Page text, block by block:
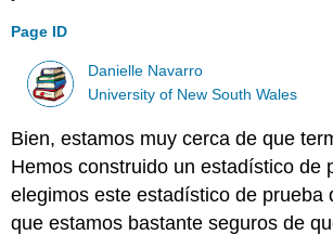
Page ID
Danielle Navarro
University of New South Wales
Bien, estamos muy cerca de que
Hemos construido un estadístico de
elegimos este estadístico de prueba
que estamos bastante seguros de